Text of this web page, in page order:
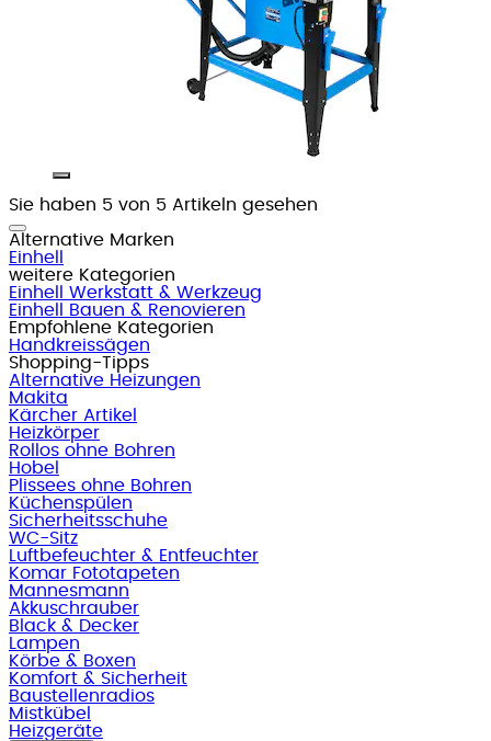
Sie haben 5 von 5 Artikeln gesehen
Alternative Marken
Einhell
weitere Kategorien
Einhell Werkstatt & Werkzeug
Einhell Bauen & Renovieren
Empfohlene Kategorien
Handkreissägen
Shopping-Tipps
Alternative Heizungen
Makita
Kärcher Artikel
Heizkörper
Rollos ohne Bohren
Hobel
Plissees ohne Bohren
Küchenspülen
Sicherheitsschuhe
WC-Sitz
Luftbefeuchter & Entfeuchter
Komar Fototapeten
Mannesmann
Akkuschrauber
Black & Decker
Lampen
Körbe & Boxen
Komfort & Sicherheit
Baustellenradios
Mistkübel
Heizgeräte